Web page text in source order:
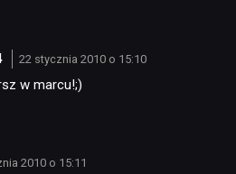
22 stycznia 2010 o 15:10
w marcu!;)
2010 o 15:11